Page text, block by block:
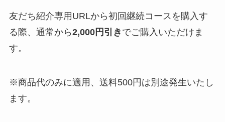
友だち紹介専用URLから初回継続コースを購入す
る際、通常から2,000円引き でご購入いただけま
す。
※商品代のみに適用、送料500円は別途発生いたし
ます。